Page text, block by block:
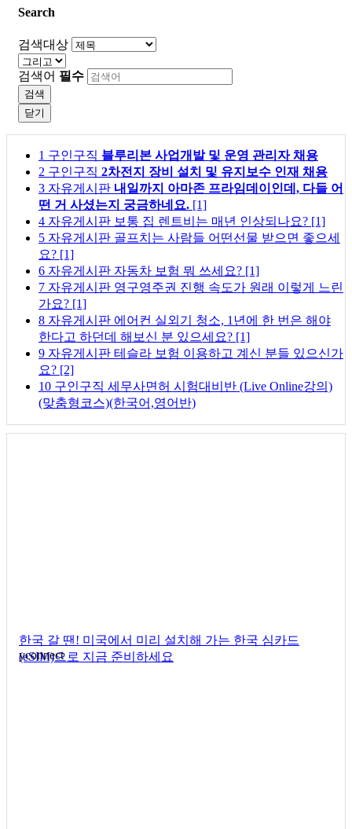
Search
검색대상
검색어 필수
검색
닫기
1 구인구직 블루리본 사업개발 및 운영 관리자 채용
2 구인구직 2차전지 장비 설치 및 유지보수 인재 채용
3 자유게시판 내일까지 아마존 프라임데이인데, 다들 어
떤 거 사셨는지 궁금하네요. [1]
4 자유게시판 보통 집 렌트비는 매년 인상되나요? [1]
5 자유게시판 골프치는 사람들 어떤선물 받으면 좋으세
요? [1]
6 자유게시판 자동차 보험 뭐 쓰세요? [1]
7 자유게시판 영구영주권 진행 속도가 원래 이렇게 느린
가요? [1]
8 자유게시판 에어컨 실외기 청소, 1년에 한 번은 해야
한다고 하던데 해보신 분 있으세요? [1]
9 자유게시판 테슬라 보험 이용하고 계신 분들 있으신가
요? [2]
10 구인구직 세무사면허 시험대비반 (Live Online강의)
(맞춤형코스)(한국어,영어반)
한국 갈 땐! 미국에서 미리 설치해 가는 한국 심카드
(eSIM)으로 지금 준비하세요
yconnect